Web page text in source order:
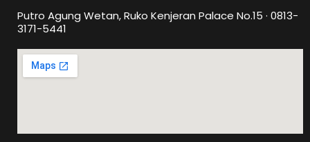
Putro Agung Wetan, Ruko Kenjeran Palace No.15 · 0813-
3171-5441